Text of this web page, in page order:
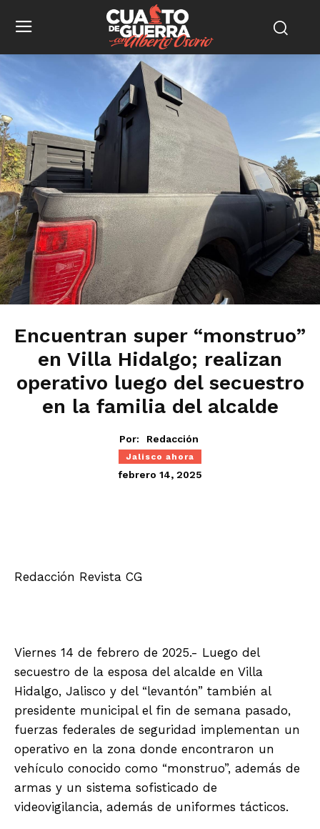
Encuentran super “monstruo”
en Villa Hidalgo; realizan
operativo luego del secuestro
en la familia del alcalde
Por: Redacción
Jalisco ahora
febrero 14, 2025
Redacción Revista CG
Viernes 14 de febrero de 2025.- Luego del
secuestro de la esposa del alcalde en Villa
Hidalgo, Jalisco y del “levantón” también al
presidente municipal el fin de semana pasado,
fuerzas federales de seguridad implementan un
operativo en la zona donde encontraron un
vehículo conocido como “monstruo”, además de
armas y un sistema sofisticado de
videovigilancia, además de uniformes tácticos.